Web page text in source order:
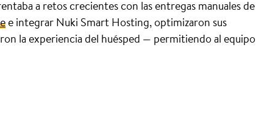
a retos crecientes con las entregas manuales de
e integrar Nuki Smart Hosting, optimizaron sus
la experiencia del huésped — permitiendo al equipo